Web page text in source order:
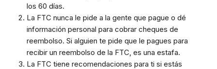
los 60 días.
La FTC nunca le pide a la gente que pague o dé
información personal para cobrar cheques de
reembolso. Si alguien te pide que le pagues para
recibir un reembolso de la FTC, es una estafa.
La FTC tiene recomendaciones para ti si estás